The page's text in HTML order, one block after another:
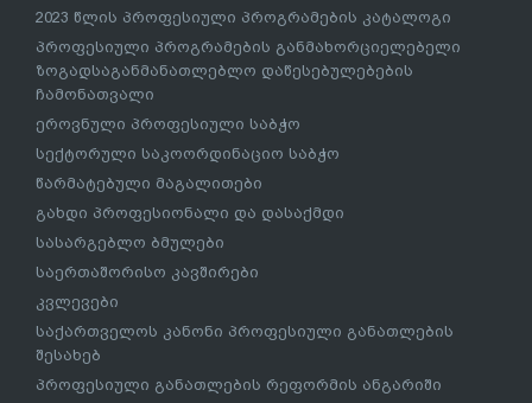
2023 წლის პროფესიული პროგრამების კატალოგი
პროფესიული პროგრამების განმახორციელებელი
ზოგადსაგანმანათლებლო დაწესებულებების
ჩამონათვალი
ეროვნული პროფესიული საბჭო
სექტორული საკოორდინაციო საბჭო
წარმატებული მაგალითები
გახდი პროფესიონალი და დასაქმდი
სასარგებლო ბმულები
საერთაშორისო კავშირები
კვლევები
საქართველოს კანონი პროფესიული განათლების
შესახებ
პროფესიული განათლების რეფორმის ანგარიში